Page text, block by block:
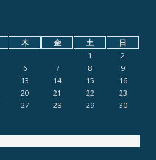
木 金 土
日
1
2
6 7 8
9
13 14 15
16
20 21 22
23
27 28 29
30